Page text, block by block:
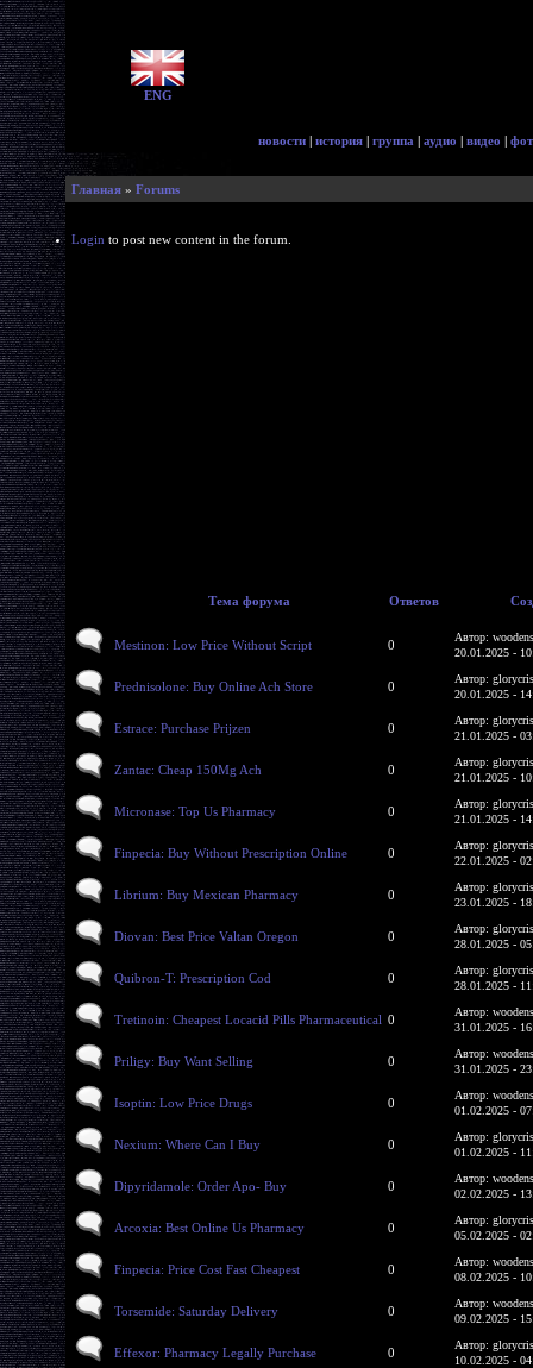
ENG
новости | история | группа | аудио | видео |
Главная » Forums
Login to post new content in the forum.
Тема форума Ответов
Mestinon: Low Price Without Script 0
Автор:
20.01.2025 -
Prednisolone: Buy Online Ach Store 0
Автор:
20.01.2025 -
Estrace: Purchase Prijzen 0
Автор:
21.01.2025 -
Zantac: Cheap 150Mg Ach 0
Автор:
21.01.2025 -
Micronase: Top Us Pharmacy 0
Автор:
21.01.2025 -
Finpecia: Buy Without Prescription Online 0
Автор:
22.01.2025 -
Librium: Buy Mexican Pharmacy 0
Автор:
23.01.2025 -
Diovan: Best Price Valtan Oregon 0
Автор:
28.01.2025 -
Quibron-T: Prescription Cod 0
Автор:
28.01.2025 -
Tretinoin: Cheapest Locacid Pills Pharmaceutical 0
Автор:
31.01.2025 -
Priligy: Buy Want Selling 0
Автор:
31.01.2025 -
Isoptin: Low Price Drugs 0
Автор:
01.02.2025 -
Nexium: Where Can I Buy 0
Автор:
01.02.2025 -
Dipyridamole: Order Apo- Buy 0
Автор:
02.02.2025 -
Arcoxia: Best Online Us Pharmacy 0
Автор:
05.02.2025 -
Finpecia: Price Cost Fast Cheapest 0
Автор:
08.02.2025 -
Torsemide: Saturday Delivery 0
Автор:
09.02.2025 -
Effexor: Pharmacy Legally Purchase 0
Автор:
10.02.2025 -